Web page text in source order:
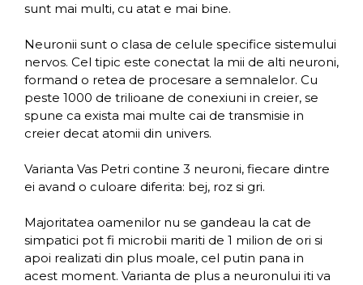
sunt mai multi, cu atat e mai bine.
Neuronii sunt o clasa de celule specifice sistemului
nervos. Cel tipic este conectat la mii de alti neuroni,
formand o retea de procesare a semnalelor. Cu
peste 1000 de trilioane de conexiuni in creier, se
spune ca exista mai multe cai de transmisie in
creier decat atomii din univers.
Varianta Vas Petri contine 3 neuroni, fiecare dintre
ei avand o culoare diferita: bej, roz si gri.
Majoritatea oamenilor nu se gandeau la cat de
simpatici pot fi microbii mariti de 1 milion de ori si
apoi realizati din plus moale, cel putin pana in
acest moment. Varianta de plus a neuronului iti va